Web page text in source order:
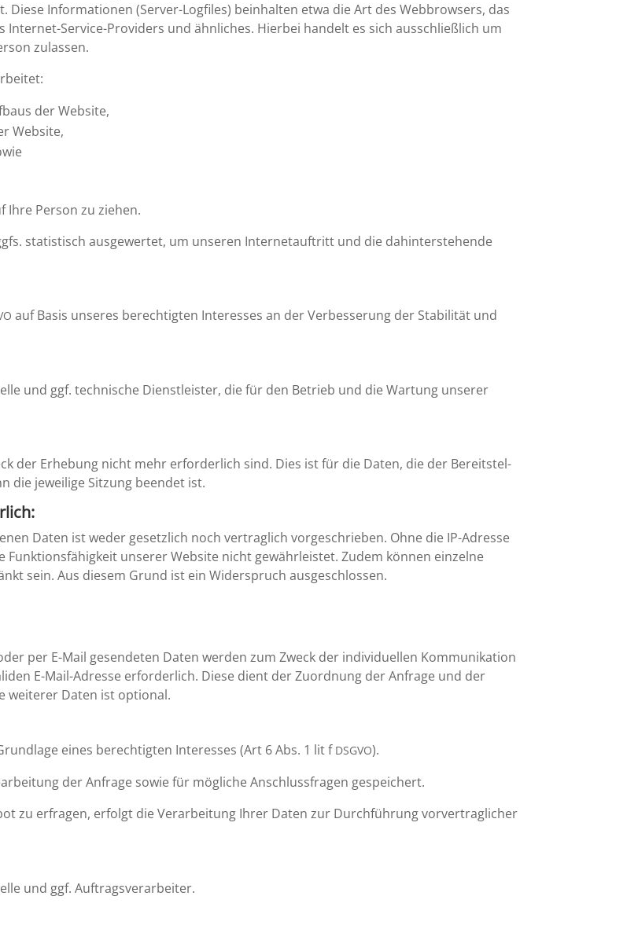
Infor­ma­tionen (Server-Logfiles) beinhalten etwa die Art des Webbrow­sers, das
Service-Provi­ders und ähnli­ches. Hierbei handelt es sich ausschließ­lich um
zulassen.
der Website,
Website,
Ihre Person zu ziehen.
statis­tisch ausge­wertet, um unseren Inter­net­auf­tritt und die dahin­ter­ste­hende
auf Basis unseres berech­tigten Inter­esses an der Verbes­se­rung der Stabi­lität und
und ggf. techni­sche Dienst­leister, die für den Betrieb und die Wartung unserer
der Erhebung nicht mehr erfor­der­lich sind. Dies ist für die Daten, die der Bereit­stel­
die jewei­lige Sitzung beendet ist.
Daten ist weder gesetz­lich noch vertrag­lich vorge­schrieben. Ohne die IP-Adresse
unserer Website nicht gewähr­leistet. Zudem können einzelne
sein. Aus diesem Grund ist ein Wider­spruch ausgeschlossen.
per E-Mail gesen­deten Daten werden zum Zweck der indivi­du­ellen Kommu­ni­ka­tion
E-Mail-Adresse erfor­der­lich. Diese dient der Zuord­nung der Anfrage und der
weiterer Daten ist optional.
eines berech­tigten Inter­esses (Art 6 Abs. 1 lit f DSGVO).
der Anfrage sowie für mögliche Anschluss­fragen gespeichert.
zu erfragen, erfolgt die Verar­bei­tung Ihrer Daten zur Durch­füh­rung vorver­trag­li­cher
und ggf. Auftragsverarbeiter.